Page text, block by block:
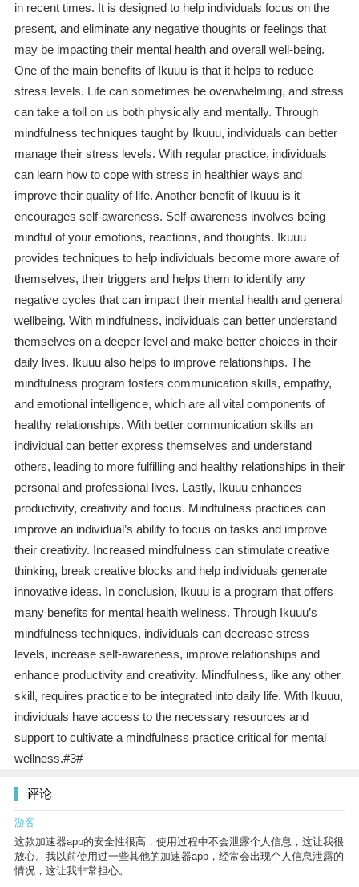
in recent times. It is designed to help individuals focus on the
present, and eliminate any negative thoughts or feelings that
may be impacting their mental health and overall well-being.
One of the main benefits of Ikuuu is that it helps to reduce
stress levels. Life can sometimes be overwhelming, and stress
can take a toll on us both physically and mentally. Through
mindfulness techniques taught by Ikuuu, individuals can better
manage their stress levels. With regular practice, individuals
can learn how to cope with stress in healthier ways and
improve their quality of life. Another benefit of Ikuuu is it
encourages self-awareness. Self-awareness involves being
mindful of your emotions, reactions, and thoughts. Ikuuu
provides techniques to help individuals become more aware of
themselves, their triggers and helps them to identify any
negative cycles that can impact their mental health and general
wellbeing. With mindfulness, individuals can better understand
themselves on a deeper level and make better choices in their
daily lives. Ikuuu also helps to improve relationships. The
mindfulness program fosters communication skills, empathy,
and emotional intelligence, which are all vital components of
healthy relationships. With better communication skills an
individual can better express themselves and understand
others, leading to more fulfilling and healthy relationships in their
personal and professional lives. Lastly, Ikuuu enhances
productivity, creativity and focus. Mindfulness practices can
improve an individual’s ability to focus on tasks and improve
their creativity. Increased mindfulness can stimulate creative
thinking, break creative blocks and help individuals generate
innovative ideas. In conclusion, Ikuuu is a program that offers
many benefits for mental health wellness. Through Ikuuu’s
mindfulness techniques, individuals can decrease stress
levels, increase self-awareness, improve relationships and
enhance productivity and creativity. Mindfulness, like any other
skill, requires practice to be integrated into daily life. With Ikuuu,
individuals have access to the necessary resources and
support to cultivate a mindfulness practice critical for mental
wellness.#3#
评论
游客
这款加速器app的安全性很高，使用过程中不会泄露个人信息，这让我很
放心。我以前使用过一些其他的加速器app，经常会出现个人信息泄露的
情况，这让我非常担心。